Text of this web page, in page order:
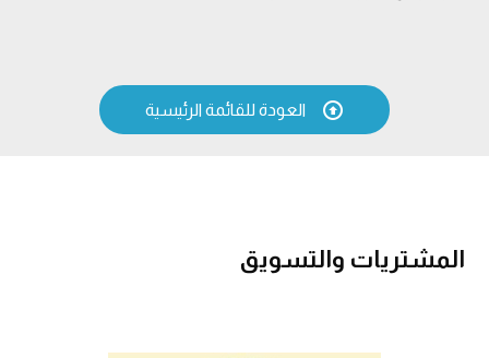
 العودة للقائمة الرئيسية
المشتريات والتسويق